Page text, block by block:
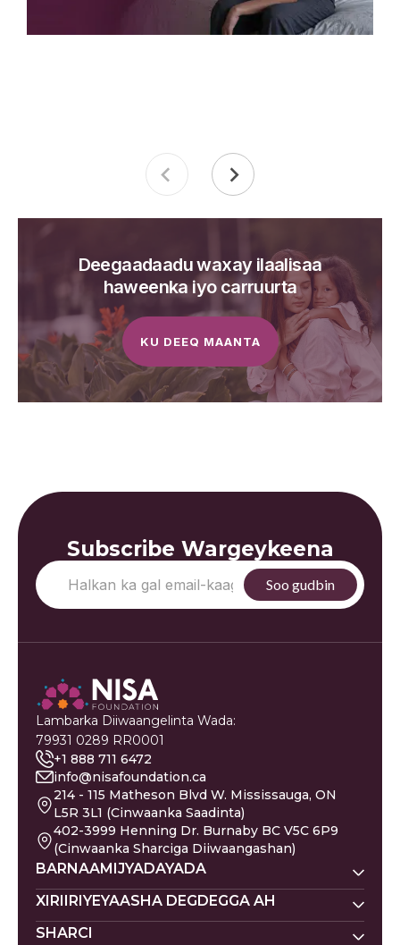
Deegaadaadu waxay ilaalisaa
haweenka iyo carruurta
KU DEEQ MAANTA
Subscribe Wargeykeena
Lambarka Diiwaangelinta Wada:
79931 0289 RR0001
+1 888 711 6472
info@nisafoundation.ca
214 - 115 Matheson Blvd W. Mississauga, ON
L5R 3L1 (Cinwaanka Saadinta)
402-3999 Henning Dr. Burnaby BC V5C 6P9
(Cinwaanka Sharciga Diiwaangashan)
BARNAAMIJYADAYADA
Nisa Homes
Nisa Khadka Caawinta
XIRIIRIYEYAASHA DEGDEGGA AH
Ku Deeq
SHARCI